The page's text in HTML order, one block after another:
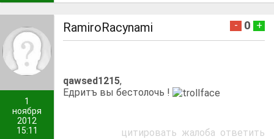
1
ноября
2012
15:11
RamiroRacynami - 0 +
qawsed1215,
Едритъ вы бестолочь !
цитировать жалоба ответить